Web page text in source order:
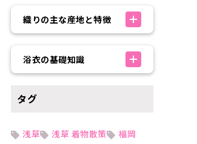
織りの主な産地と特徴
浴衣の基礎知識
タグ
浅草 浅草 着物散策
福岡